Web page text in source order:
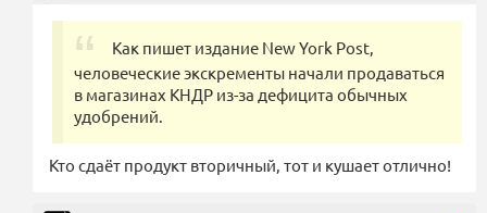
Как пишет издание New York Post,
человеческие экскременты начали продаваться
в магазинах КНДР из-за дефицита обычных
удобрений.
Кто сдаёт продукт вторичный, тот и кушает отлично!